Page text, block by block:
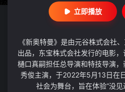
立即播放
《新奥特曼》是由元谷株式会社
出品，东宝株式会社发行的电影，
樋口真嗣担任总导演和特技导演
秀俊主演，于2022年5月13日在
社会为舞台，旨在体验“没见